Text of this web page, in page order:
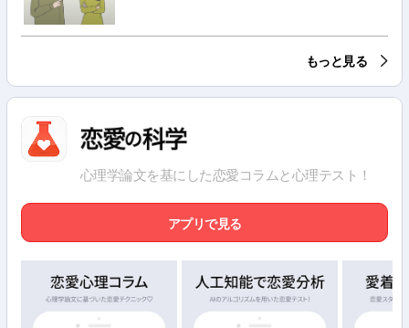
もっと見る
心理学論文を基にした恋愛コラムと心理テスト！
アプリで見る